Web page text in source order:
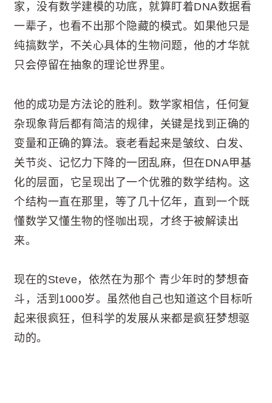
家，没有数学建模的功底，就算盯着DNA数据看
一辈子，也看不出那个隐藏的模式。如果他只是
纯搞数学，不关心具体的生物问题，他的才华就
只会停留在抽象的理论世界里。
他的成功是方法论的胜利。数学家相信，任何复
杂现象背后都有简洁的规律，关键是找到正确的
变量和正确的算法。衰老看起来是皱纹、白发、
关节炎、记忆力下降的一团乱麻，但在DNA甲基
化的层面，它呈现出了一个优雅的数学结构。这
个结构一直在那里，等了几十亿年，直到一个既
懂数学又懂生物的怪咖出现，才终于被解读出
来。
现在的Steve，依然在为那个 青少年时的梦想奋
斗，活到1000岁。虽然他自己也知道这个目标听
起来很疯狂，但科学的发展从来都是疯狂梦想驱
动的。